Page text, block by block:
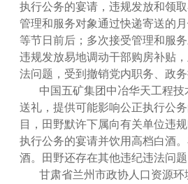
执行公务的宴请，违规发放和领
管理和服务对象通过快递寄送的
等节日前后；多次接受管理和服
违规发放易地调动干部购房补贴
法问题，受到撤销党内职务、政务
中国五矿集团中冶华天工程技
送礼，提供可能影响公正执行公
目，田野默许下属向有关单位违
执行公务的宴请并饮用高档白酒
酒。田野还存在其他违纪违法问
甘肃省兰州市政协人口资源环